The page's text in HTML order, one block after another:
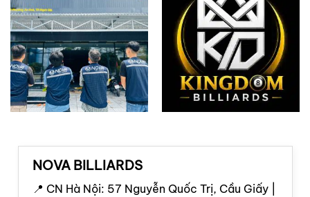
NOVA BILLIARDS
📍 CN Hà Nội: 57 Nguyễn Quốc Trị, Cầu Giấy |